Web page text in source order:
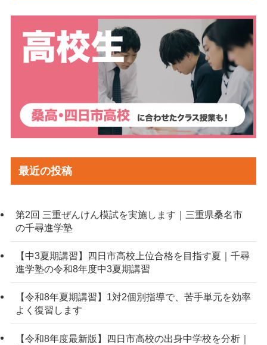
最近の投稿
第2回 三重ぜんけん模試を実施します｜三重県桑名市
の千尋進学塾
【中3夏期講習】四日市高校上位合格を目指す夏｜千尋
進学塾の令和8年度中3夏期講習
【令和8年夏期講習】1対2個別指導で、苦手単元を効率
よく復習します
【令和8年度最新版】四日市高校の出身中学校を分析｜